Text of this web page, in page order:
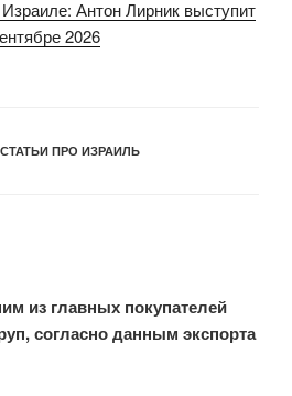
Антон Лирник выступит
2026
ПРО ИЗРАИЛЬ
из главных покупателей
согласно данным экспорта